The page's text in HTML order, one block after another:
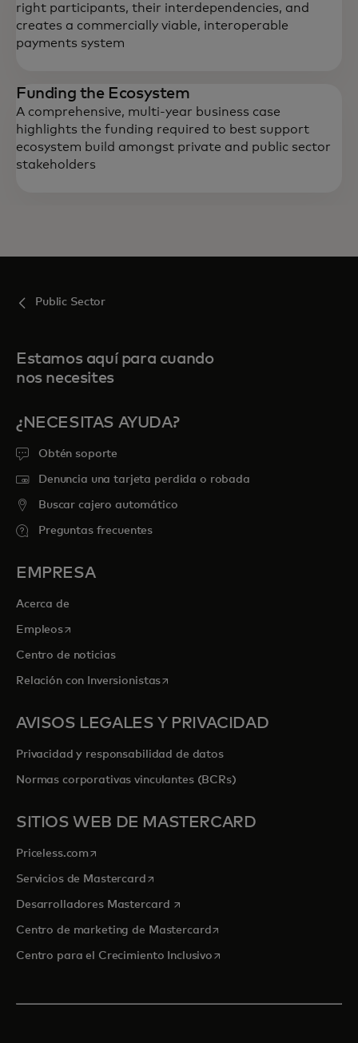
right participants, their interdependencies, and
creates a commercially viable, interoperable
payments system
Funding the Ecosystem
A comprehensive, multi-year business case
highlights the funding required to best support
ecosystem build amongst private and public sector
stakeholders
Public Sector
Estamos aquí para cuando
nos necesites
¿NECESITAS AYUDA?
Obtén soporte
Denuncia una tarjeta perdida o robada
Buscar cajero automático
Preguntas frecuentes
EMPRESA
Acerca de
Empleosse abre en una pestaña nueva
Centro de noticias
Relación con Inversionistasse abre en una pestaña nueva
AVISOS LEGALES Y PRIVACIDAD
Privacidad y responsabilidad de datos
Normas corporativas vinculantes (BCRs)
SITIOS WEB DE MASTERCARD
Priceless.com se abre en una pestaña nueva
Servicios de Mastercardse abre en una pestaña nueva
Desarrolladores Mastercard se abre en una pestaña nueva
Centro de marketing de Mastercardse abre en una pestaña
Centro para el Crecimiento Inclusivose abre en una pestaña